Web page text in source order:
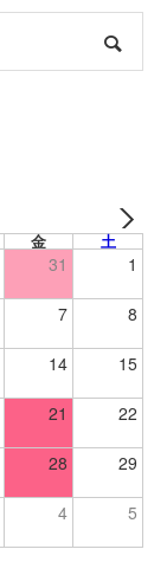
金 土
31 1
7 8
14 15
21 22
28 29
4 5